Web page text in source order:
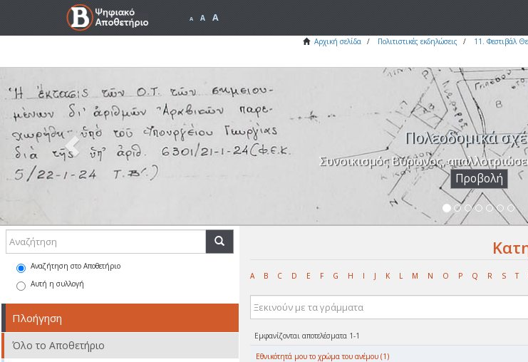
A A A
Αρχική σελίδα Πολιτιστικές εκδηλώσεις 11. Φεστιβάλ
Πολεοδομικά
Συνοικισμός Βύρωνος,
Προβολή
A B C D E F G H I J K L M N O P Q R S T
Εμφανίζονται αποτελέσματα 1-1
Eθνικότητά μου το χρώμα του ανέμου (1)
Αναζήτηση στο Αποθετήριο
Αυτή η συλλογή
Πλοήγηση
Όλο το Αποθετήριο